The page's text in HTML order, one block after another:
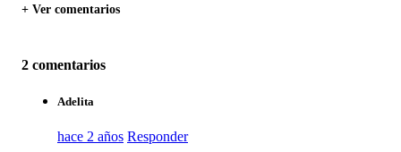
+ Ver comentarios
2 comentarios
Adelita
hace 2 años Responder